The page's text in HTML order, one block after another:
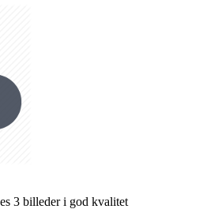
3 billeder i god kvalitet